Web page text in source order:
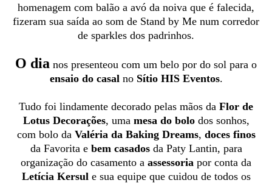
homenagem com balão a avó da noiva que é falecida,
fizeram sua saída ao som de Stand by Me num corredor
de sparkles dos padrinhos.
O dia nos presenteou com um belo por do sol para o
ensaio do casal no Sítio HIS Eventos.
Tudo foi lindamente decorado pelas mãos da Flor de
Lotus Decorações, uma mesa do bolo dos sonhos,
com bolo da Valéria da Baking Dreams, doces finos
da Favorita e bem casadosda Paty Lantin, para
organização do casamento a assessoria por conta da
Letícia Kersul e sua equipe que cuidou de todos os